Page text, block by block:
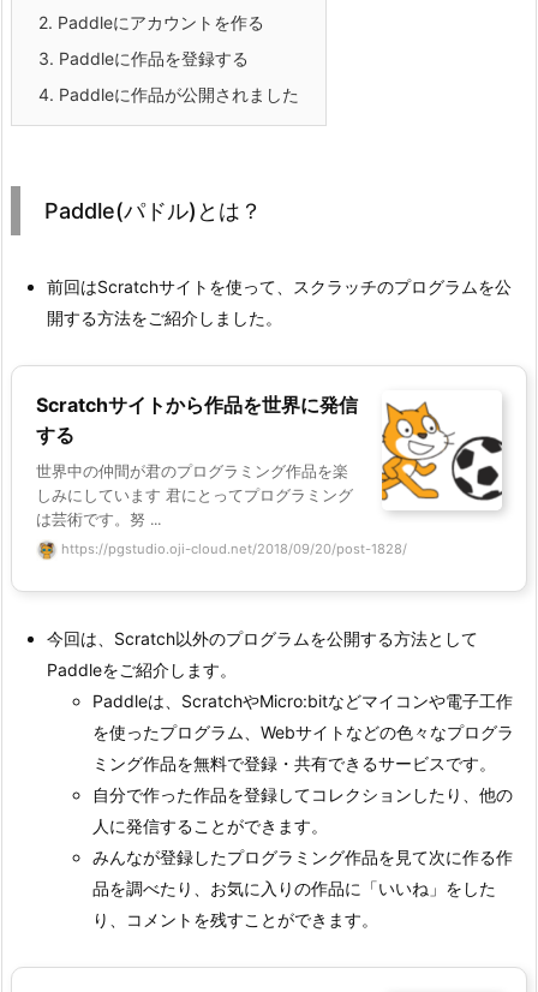
2. Paddleにアカウントを作る
3. Paddleに作品を登録する
4. Paddleに作品が公開されました
Paddle(パドル)とは？
前回はScratchサイトを使って、スクラッチのプログラムを公
開する方法をご紹介しました。
Scratchサイトから作品を世界に発信
する
世界中の仲間が君のプログラミング作品を楽
しみにしています 君にとってプログラミング
は芸術です。努 ...
https://pgstudio.oji-cloud.net/2018/09/20/post-1828/
今回は、Scratch以外のプログラムを公開する方法として
Paddleをご紹介します。
Paddleは、ScratchやMicro:bitなどマイコンや電子工作
を使ったプログラム、Webサイトなどの色々なプログラ
ミング作品を無料で登録・共有できるサービスです。
自分で作った作品を登録してコレクションしたり、他の
人に発信することができます。
みんなが登録したプログラミング作品を見て次に作る作
品を調べたり、お気に入りの作品に「いいね」をした
り、コメントを残すことができます。